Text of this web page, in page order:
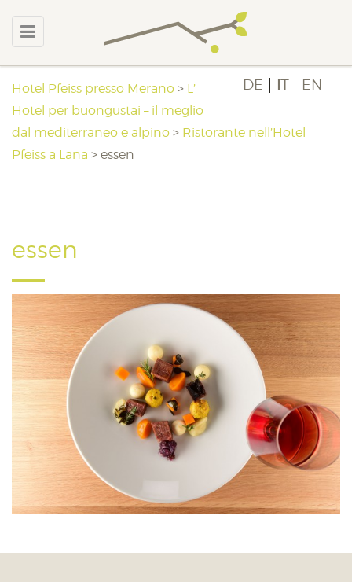
DE IT EN
Hotel Pfeiss presso Merano > L’
Hotel per buongustai – il meglio
dal mediterraneo e alpino > Ristorante nell’Hotel
Pfeiss a Lana > essen
essen